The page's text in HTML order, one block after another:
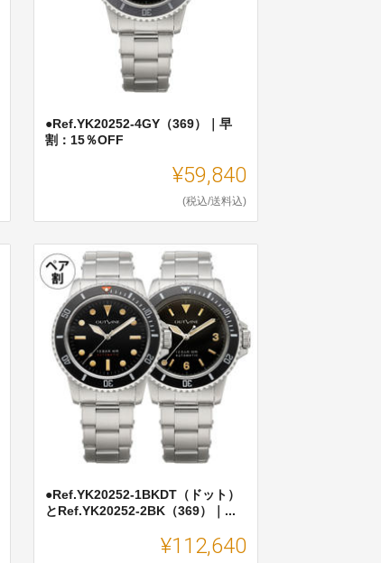
●Ref.YK20252-4GY（369）｜早
割：15％OFF
¥59,840
(税込/送料込)
●Ref.YK20252-1BKDT（ドット）
とRef.YK20252-2BK（369）｜...
¥112,640